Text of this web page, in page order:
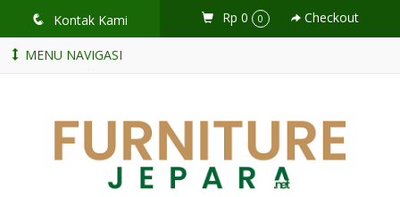
q Kontak Kami Rp 0 0 Checkout
MENU NAVIGASI